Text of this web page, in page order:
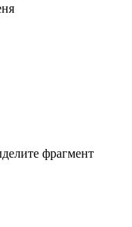
фрагмент